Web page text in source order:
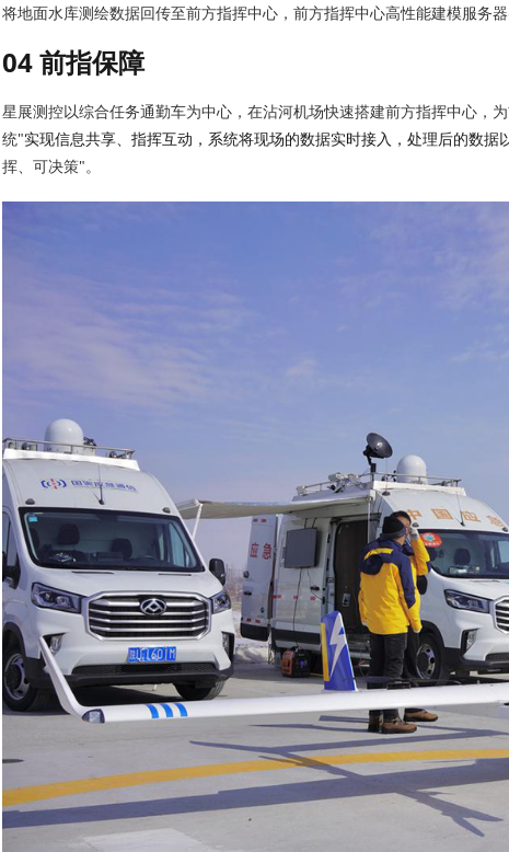
将地面水库测绘数据回传至前方指挥中心，前方指挥中心高性能建模服务
04前指保障
星展测控以综合任务通勤车为中心，在沾河机场快速搭建前方指挥中心，为前方指挥中心提供电力、网络、燃料、储运等保障，通过"平战指挥调度系
统"实现信息共享、指挥互动，系统将现场的数据实时接入， 处理后的数据
挥、可决策"。